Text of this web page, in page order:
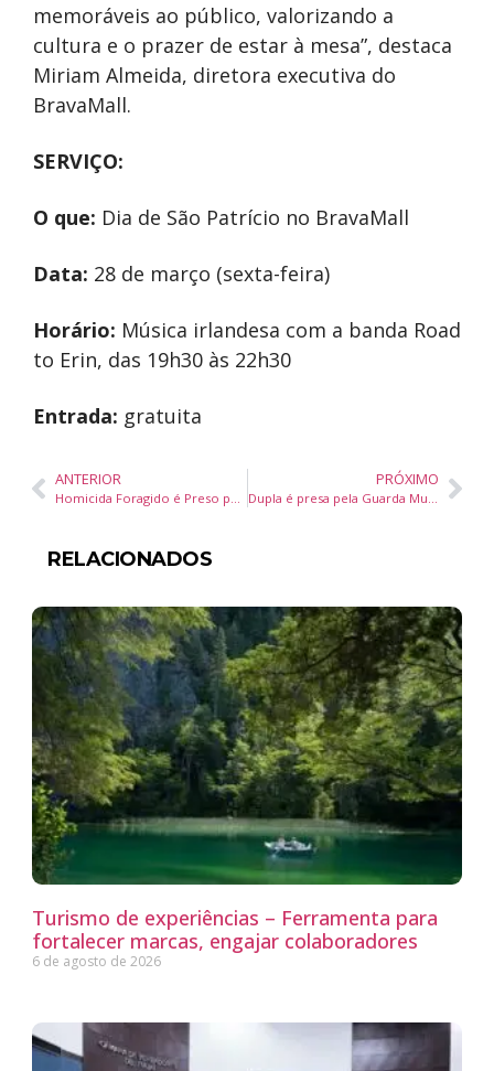
memoráveis ao público, valorizando a
cultura e o prazer de estar à mesa”, destaca
Miriam Almeida, diretora executiva do
BravaMall.
SERVIÇO:
O que: Dia de São Patrício no BravaMall
Data: 28 de março (sexta-feira)
Horário: Música irlandesa com a banda Road
to Erin, das 19h30 às 22h30
Entrada: gratuita
ANTERIOR
Homicida Foragido é Preso pela Guarda Municipal em Balneário Camboriú
PRÓXIMO
Dupla é presa pela Guarda Municipal por furto de cadeiras de praia em Balneário Camboriú
RELACIONADOS
Turismo de experiências – Ferramenta para
fortalecer marcas, engajar colaboradores
6 de agosto de 2026